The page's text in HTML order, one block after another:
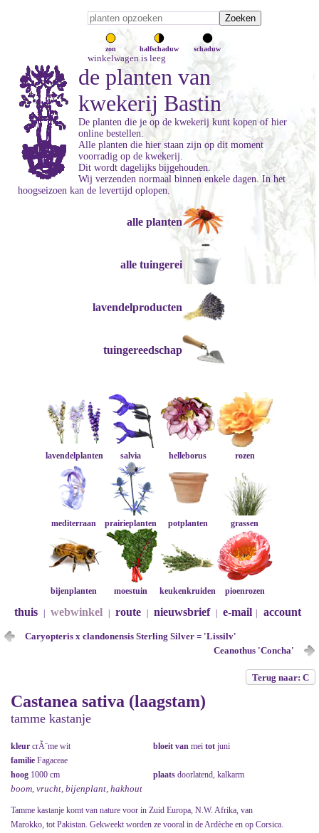
zon halfschaduw schaduw
winkelwagen is leeg
de planten van
kwekerij Bastin
De planten die je op de kwekerij kunt kopen of hier
online bestellen.
Alle planten die hier staan zijn op dit moment
voorradig op de kwekerij.
Dit wordt dagelijks bijgehouden.
Wij verzenden normaal binnen enkele dagen. In het
hoogseizoen kan de levertijd oplopen.
alle planten
alle tuingerei
lavendelproducten
tuingereedschap
lavendelplanten salvia helleborus rozen
mediterraan prairieplanten potplanten grassen
bijenplanten moestuin keukenkruiden pioenrozen
thuis webwinkel route nieuwsbrief e-mail account
Caryopteris x clandonensis Sterling Silver = 'Lissilv'
Ceanothus 'Concha'
Terug naar: C
Castanea sativa (laagstam)
tamme kastanje
kleur crÃ¨me wit bloeit van mei tot juni
familie Fagaceae
hoog 1000 cm plaats doorlatend, kalkarm
boom, vrucht, bijenplant, hakhout
Tamme kastanje komt van nature voor in Zuid Europa, N.W. Afrika, van
Marokko, tot Pakistan. Gekweekt worden ze vooral in de Ardèche en op Corsica.